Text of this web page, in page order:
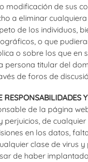
modificación de sus
a eliminar
de los individuos,
o que
o sobre los que en
persona titular del
de foros de
RESPONSABILIDADES
de la página
perjuicios, de
en los datos,
clase de virus
de haber